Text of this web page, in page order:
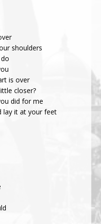
shoulders
is over
closer?
did for me
lay it at your feet